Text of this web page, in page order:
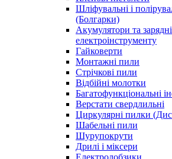
Шліфувальні і
(Болгарки)
Акумулятори та
електроінструменту
Гайковерти
Монтажні пили
Стрічкові пили
Відбійні молотки
Багатофункціональні
Верстати свердлильні
Циркулярні пилки
Шабельні пили
Шурупокрути
Дрилі і міксери
Електролобзики